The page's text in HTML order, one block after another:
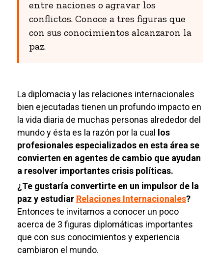
entre naciones o agravar los
conflictos. Conoce a tres figuras que
con sus conocimientos alcanzaron la
paz.
La diplomacia y las relaciones internacionales
bien ejecutadas tienen un profundo impacto en
la vida diaria de muchas personas alrededor del
mundo y ésta es la razón por la cual los
profesionales especializados en esta área se
convierten en agentes de cambio que ayudan
a resolver importantes crisis políticas.
¿Te gustaría convertirte en un impulsor de la
paz y estudiar Relaciones Internacionales?
Entonces te invitamos a conocer un poco
acerca de 3 figuras diplomáticas importantes
que con sus conocimientos y experiencia
cambiaron el mundo.